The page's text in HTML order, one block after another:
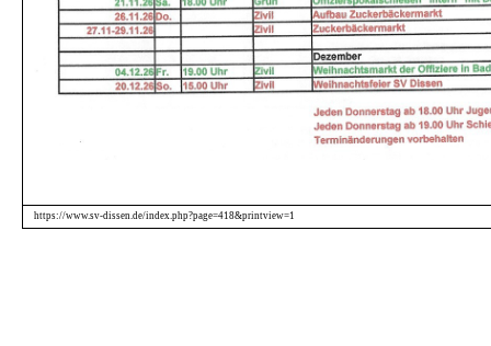
https://www.sv-dissen.de/index.php?page=418&printview=1